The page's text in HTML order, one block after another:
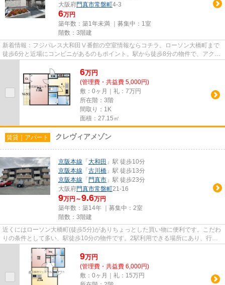
大阪府門真市常盤町4-3
6万円
築年数：築1年未満 ｜募集中： 1室
階数：3階建
新着情報：フジパレス大和田Ⅴ番館の空室情報ならコチラ。ローソン大橋町まで
徒歩6分と近場にコンビニがあるのもポイント。駅から徒歩8分の物件で、アクセ
6万円
(管理費・共益費 5,000円)
敷：0ヶ月｜礼：7万円
所在階：3階
間取り：1K
面積：27.15㎡
賃貸｜アパート クレヴィアメゾン
京阪本線 「 大和田 」駅 徒歩10分
京阪本線 「 古川橋 」駅 徒歩13分
京阪本線 「 門真市 」駅 徒歩23分
大阪府門真市常盤町21-16
9万円～9.6万円
築年数：築14年 ｜募集中： 2室
階数：3階建
近くにはローソン大橋町(徒歩5分)がありちょっとした買い物に便利です。こだわ
りの条件として多い、駅徒歩10分の物件です。2駅利用できる場所にあり、行き
先に合わせて使い分けができ...
9万円
(管理費・共益費 6,000円)
敷：0ヶ月｜礼：15万円